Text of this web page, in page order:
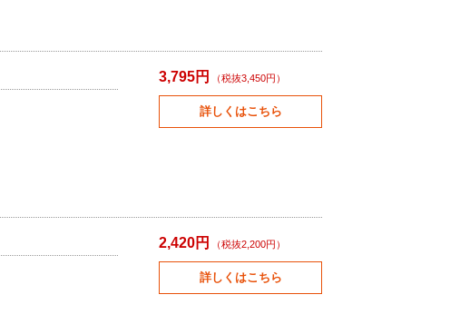
3,795円 （税抜3,450円）
詳しくはこちら
2,420円 （税抜2,200円）
詳しくはこちら